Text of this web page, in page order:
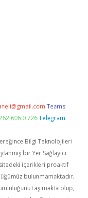
Teams:
606 0 726 Telegram:
Bilgi Teknolojileri
bir Yer Sağlayıcı
içerikleri proaktif
bulunmamaktadır.
taşımakta olup,